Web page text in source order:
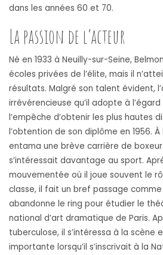
dans les années 60 et 70.
La passion de l’acteur
Né en 1933 à Neuilly-sur-Seine,
écoles privées de l’élite, mais il
résultats. Malgré son talent évident,
irrévérencieuse qu’il adopte à
l’empêche d’obtenir les plus hautes
l’obtention de son diplôme en 1956. À
entama une brève carrière de
s’intéressait davantage au sport.
mouvementée où il joue souvent le
classe, il fait un bref passage
abandonne le ring pour étudier le
national d’art dramatique de Paris.
tuberculose, il s’intéressa à la scène
importante lorsqu’il s’inscrivait à la